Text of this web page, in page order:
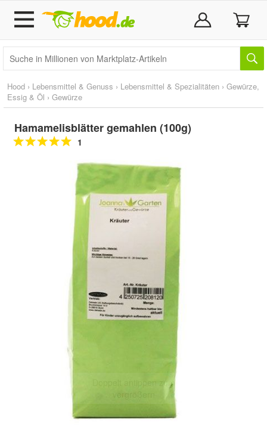
Hood › Lebensmittel & Genuss › Lebensmittel & Spezialitäten › Gewürze,
Essig & Öl › Gewürze
Hamamelisblätter gemahlen (100g)
1
Doppelt antippen zum
vergrößern